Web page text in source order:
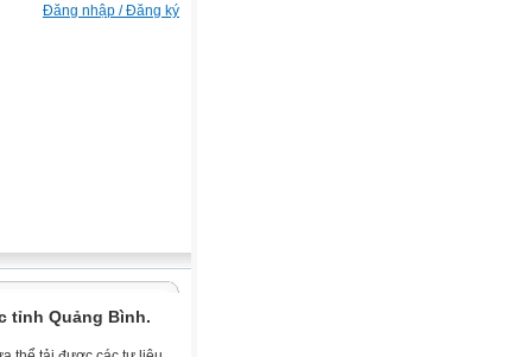
Đăng nhập / Đăng ký
tỉnh Quảng Bình.